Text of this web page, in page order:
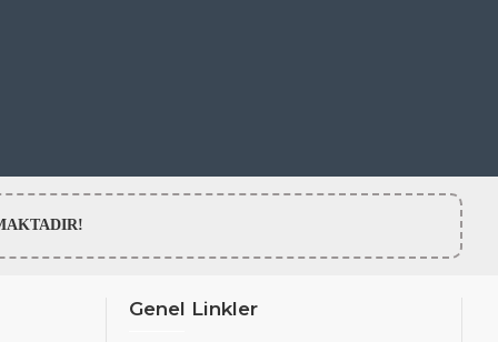
Genel Linkler